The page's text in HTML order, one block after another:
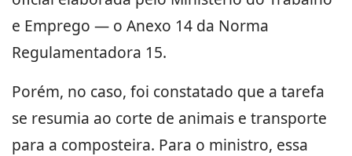
e Emprego — o Anexo 14 da Norma
Regulamentadora 15.
Porém, no caso, foi constatado que a tarefa
se resumia ao corte de animais e transporte
para a composteira. Para o ministro, essa